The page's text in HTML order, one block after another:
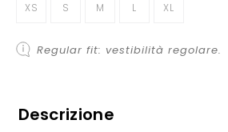
XS S M L XL
Regular fit: vestibilità regolare.
Descrizione